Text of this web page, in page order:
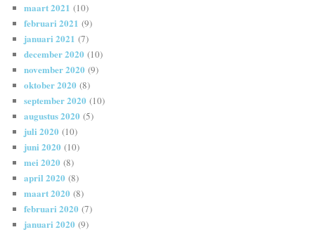
maart 2021 (10)
februari 2021 (9)
januari 2021 (7)
december 2020 (10)
november 2020 (9)
oktober 2020 (8)
september 2020 (10)
augustus 2020 (5)
juli 2020 (10)
juni 2020 (10)
mei 2020 (8)
april 2020 (8)
maart 2020 (8)
februari 2020 (7)
januari 2020 (9)